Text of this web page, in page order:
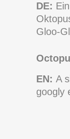
DE:
Gloo-
EN: A
googly